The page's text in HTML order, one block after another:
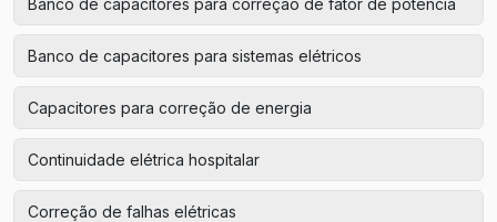
Banco de capacitores para sistemas elétricos
Capacitores para correção de energia
Continuidade elétrica hospitalar
Correção de falhas elétricas